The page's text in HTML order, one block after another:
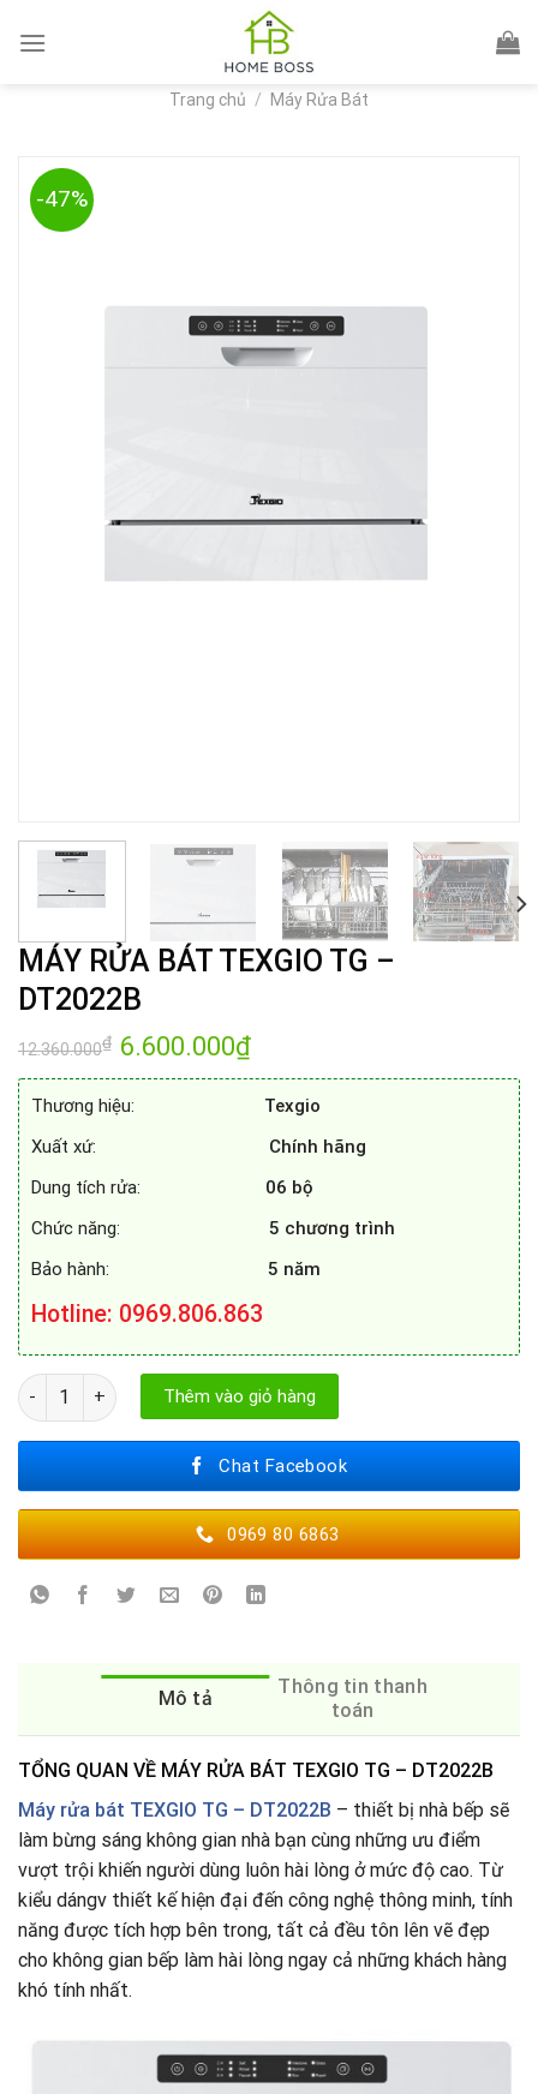
Trang chủ / Máy Rửa Bát
-47%
MÁY RỬA BÁT TEXGIO TG –
DT2022B
12.360.000₫ Giá
gốc
là:
6.600.000₫Giá
tại
6.600.000₫.
Thương hiệu: Texgio
Xuất xứ: Chính hãng
Dung tích rửa: 06 bộ
Chức năng: 5 chương trình
Bảo hành: 5 năm
Hotline: 0969.806.863
MÁY RỬA BÁT TEXGIO TG - DT2022B số lượng
Thêm vào giỏ hàng
Chat Facebook
0969 80 6863
Mô tả
Thông tin thanh
toán
TỔNG QUAN VỀ MÁY RỬA BÁT TEXGIO TG – DT2022B
Máy rửa bát TEXGIO TG – DT2022B – thiết bị nhà bếp sẽ
làm bừng sáng không gian nhà bạn cùng những ưu điểm
vượt trội khiến người dùng luôn hài lòng ở mức độ cao. Từ
kiểu dángv thiết kế hiện đại đến công nghệ thông minh, tính
năng được tích hợp bên trong, tất cả đều tôn lên vẽ đẹp
cho không gian bếp làm hài lòng ngay cả những khách hàng
khó tính nhất.